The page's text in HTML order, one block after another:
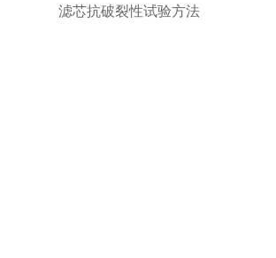
滤芯抗破裂性试验方法